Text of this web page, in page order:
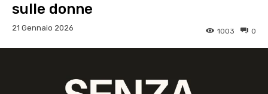
sulle donne
21 Gennaio 2026 0
1003